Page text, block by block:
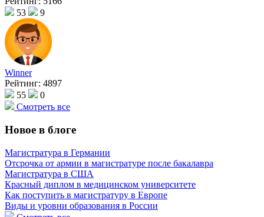
53
9
Winner
Рейтинг: 4897
55
0
Смотреть все
Новое в блоге
Магистратура в Германии
Отсрочка от армии в магистратуре после бакалавра
Магистратура в США
Красный диплом в медицинском университете
Как поступить в магистратуру в Европе
Виды и уровни образования в России